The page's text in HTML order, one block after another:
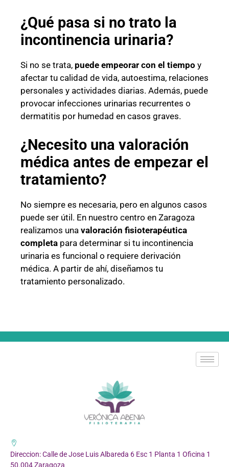
¿Qué pasa si no trato la
incontinencia urinaria?
Si no se trata, puede empeorar con el tiempo y
afectar tu calidad de vida, autoestima, relaciones
personales y actividades diarias. Además, puede
provocar infecciones urinarias recurrentes o
dermatitis por humedad en casos graves.
¿Necesito una valoración
médica antes de empezar el
tratamiento?
No siempre es necesaria, pero en algunos casos
puede ser útil. En nuestro centro en Zaragoza
realizamos una valoración fisioterapéutica
completa para determinar si tu incontinencia
urinaria es funcional o requiere derivación
médica. A partir de ahí, diseñamos tu
tratamiento personalizado.
Direccion: Calle de Jose Luis Albareda 6 Esc 1 Planta 1 Oficina 1
50.004 Zaragoza